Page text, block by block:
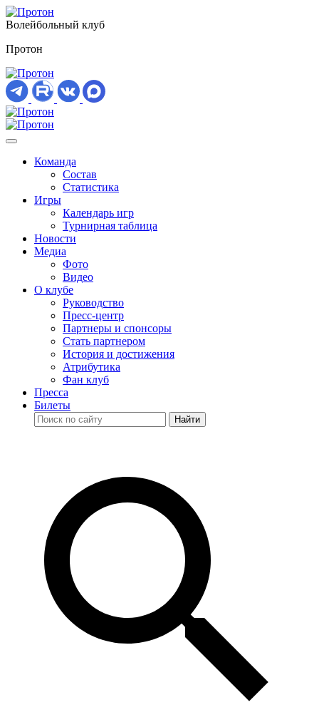
Волейбольный клуб
Протон
Команда
Состав
Статистика
Игры
Календарь игр
Турнирная таблица
Новости
Медиа
Фото
Видео
О клубе
Руководство
Пресс-центр
Партнеры и спонсоры
Стать партнером
История и достижения
Атрибутика
Фан клуб
Пресса
Билеты
Найти